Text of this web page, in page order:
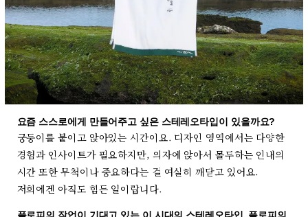
요즘 스스로에게 만들어주고 싶은 스테레오타입이 있을까요?
궁둥이를 붙이고 앉아있는 시간이요. 디자인 영역에서는 다양한
경험과 인사이트가 필요하지만, 의자에 앉아서 몰두하는 인내의
시간 또한 무척이나 중요하다는 걸 여실히 깨닫고 있어요.
저희에겐 아직도 힘든 일이랍니다.
플로피의 작업이 기대고 있는 이 시대의 스테레오타입, 플로피의